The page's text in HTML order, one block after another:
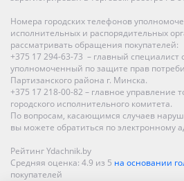
Номера городских телефонов
исполнительных и распорядительных
рассматривать обращения покупателей:
+375 17 294-63-73 – главный специалист
уполномоченный по защите прав
Партизанского района г. Минска.
+375 17 218-00-82 – главное управление
городского исполнительного комитета.
По вопросам, касающимся случаев
вы можете обратиться по электронному
Рейтинг Ydachnik.by
Средняя оценка: 4.9 из 5 на основании
покупателей